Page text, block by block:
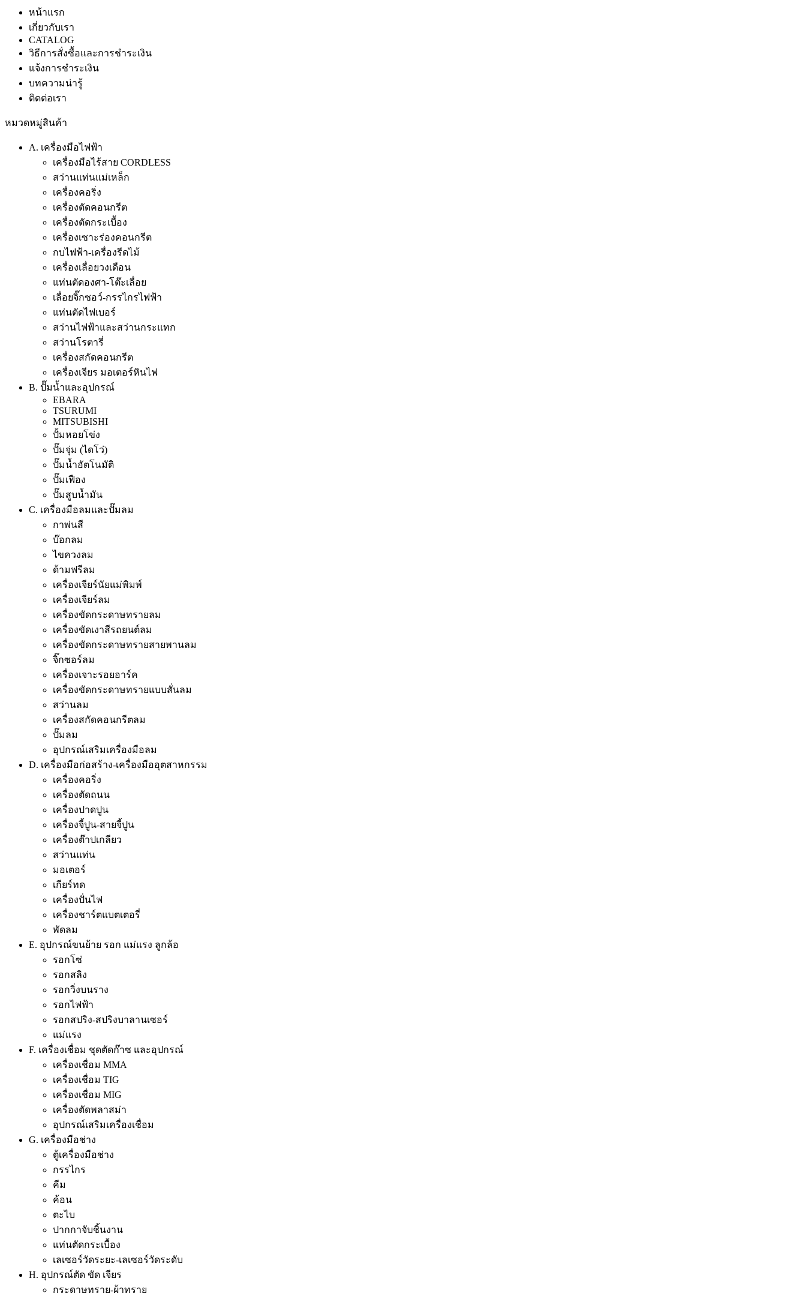
หน้าแรก
เกี่ยวกับเรา
CATALOG
วิธีการสั่งซื้อและการชำระเงิน
แจ้งการชำระเงิน
บทความน่ารู้
ติดต่อเรา
หมวดหมู่สินค้า
A. เครื่องมือไฟฟ้า
เครื่องมือไร้สาย CORDLESS
สว่านแท่นแม่เหล็ก
เครื่องคอริ่ง
เครื่องตัดคอนกรีต
เครื่องตัดกระเบื้อง
เครื่องเซาะร่องคอนกรีต
กบไฟฟ้า-เครื่องรีดไม้
เครื่องเลื่อยวงเดือน
แท่นตัดองศา-โต๊ะเลื่อย
เลื่อยจิ๊กซอว์-กรรไกรไฟฟ้า
แท่นตัดไฟเบอร์
สว่านไฟฟ้าและสว่านกระแทก
สว่านโรตารี่
เครื่องสกัดคอนกรีต
เครื่องเจียร มอเตอร์หินไฟ
B. ปั๊มน้ำและอุปกรณ์
EBARA
TSURUMI
MITSUBISHI
ปั้มหอยโข่ง
ปั๊มจุ่ม (ไดโว่)
ปั๊มน้ำอัตโนมัติ
ปั๊มเฟือง
ปั๊มสูบน้ำมัน
C. เครื่องมือลมและปั๊มลม
กาพ่นสี
บ๊อกลม
ไขควงลม
ด้ามฟรีลม
เครื่องเจียร์นัยแม่พิมพ์
เครื่องเจียร์ลม
เครื่องขัดกระดาษทรายลม
เครื่องขัดเงาสีรถยนต์ลม
เครื่องขัดกระดาษทรายสายพานลม
จิ๊กซอร์ลม
เครื่องเจาะรอยอาร์ค
เครื่องขัดกระดาษทรายแบบสั่นลม
สว่านลม
เครื่องสกัดคอนกรีตลม
ปั๊มลม
อุปกรณ์เสริมเครื่องมือลม
D. เครื่องมือก่อสร้าง-เครื่องมืออุตสาหกรรม
เครื่องคอริ่ง
เครื่องตัดถนน
เครื่องปาดปูน
เครื่องจี้ปูน-สายจี้ปูน
เครื่องต๊าปเกลียว
สว่านแท่น
มอเตอร์
เกียร์ทด
เครื่องปั่นไฟ
เครื่องชาร์ตแบตเตอรี่
พัดลม
E. อุปกรณ์ขนย้าย รอก แม่แรง ลูกล้อ
รอกโซ่
รอกสลิง
รอกวิ่งบนราง
รอกไฟฟ้า
รอกสปริง-สปริงบาลานเซอร์
แม่แรง
F. เครื่องเชื่อม ชุดตัดก๊าซ และอุปกรณ์
เครื่องเชื่อม MMA
เครื่องเชื่อม TIG
เครื่องเชื่อม MIG
เครื่องตัดพลาสม่า
อุปกรณ์เสริมเครื่องเชื่อม
G. เครื่องมือช่าง
ตู้เครื่องมือช่าง
กรรไกร
คีม
ค้อน
ตะไบ
ปากกาจับชิ้นงาน
แท่นตัดกระเบื้อง
เลเซอร์วัดระยะ-เลเซอร์วัดระดับ
H. อุปกรณ์ตัด ขัด เจียร
กระดาษทราย-ผ้าทราย